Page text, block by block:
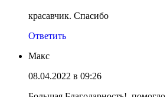
красавчик. Спасибо
Ответить
Макс
08.04.2022 в 09:26